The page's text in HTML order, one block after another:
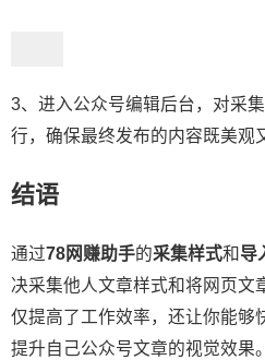
3、进入公众号编辑后台，对采
行，确保最终发布的内容既美观
结语
通过78网赚助手的采集样式和 导
决采集他人文章样式和将网页文
仅提高了工作效率，还让你能够
提升自己公众号文章的视觉效果。